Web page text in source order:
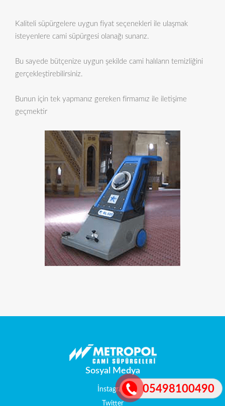
05498100490
Kaliteli süpürgelere uygun fiyat seçenekleri ile ulaşmak
isteyenlere cami süpürgesi olanağı sunarız.
Bu sayede bütçenize uygun şekilde cami halıların temizliğini
gerçekleştirebilirsiniz.
Bunun için tek yapmanız gereken firmamız ile iletişime
geçmektir
Sosyal Medya
İnstagram
Twitter